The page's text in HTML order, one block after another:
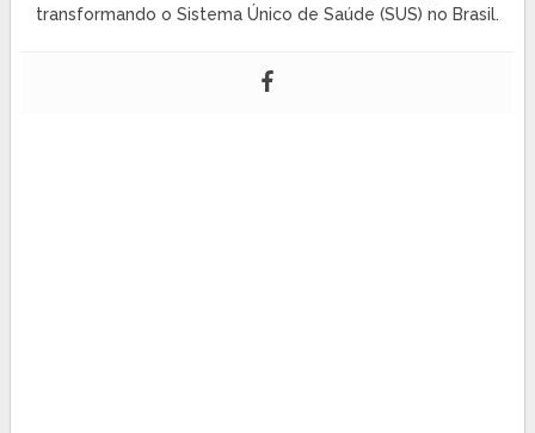
transformando o Sistema Único de Saúde (SUS) no Brasil.